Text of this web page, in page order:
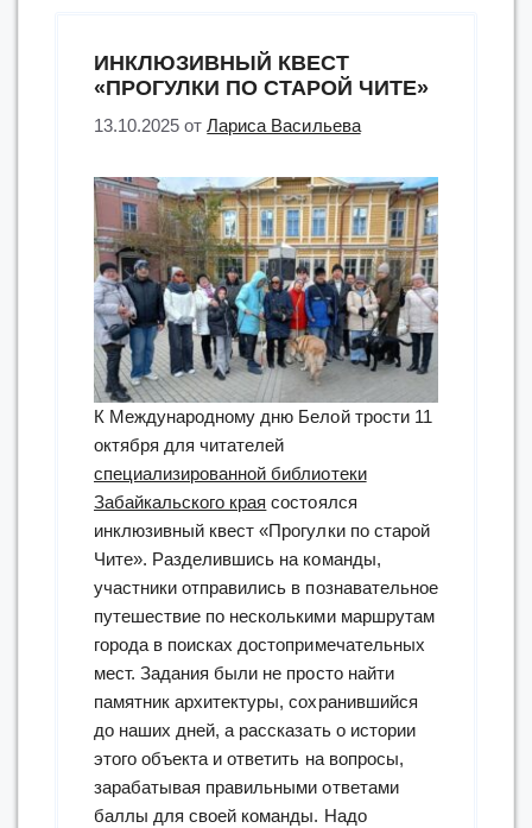
Белгород»”
ИНКЛЮЗИВНЫЙ КВЕСТ
«ПРОГУЛКИ ПО СТАРОЙ ЧИТЕ»
13.10.2025 отЛариса Васильева
К Международному дню Белой трости 11
октября для читателей
специализированной библиотеки
Забайкальского края состоялся
инклюзивный квест «Прогулки по старой
Чите». Разделившись на команды,
участники отправились в познавательное
путешествие по несколькими маршрутам
города в поисках достопримечательных
мест. Задания были не просто найти
памятник архитектуры, сохранившийся
до наших дней, а рассказать о истории
этого объекта и ответить на вопросы,
зарабатывая правильными ответами
баллы для своей команды. Надо